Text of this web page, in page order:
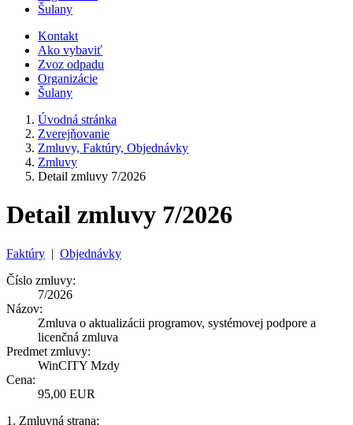
Šulany
Kontakt
Ako vybaviť
Zvoz odpadu
Organizácie
Šulany
Úvodná stránka
Zverejňovanie
Zmluvy, Faktúry, Objednávky
Zmluvy
Detail zmluvy 7/2026
Detail zmluvy 7/2026
Faktúry | Objednávky
Číslo zmluvy:
7/2026
Názov:
Zmluva o aktualizácii programov, systémovej podpore a
licenčná zmluva
Predmet zmluvy:
WinCITY Mzdy
Cena:
95,00 EUR
1. Zmluvná strana: